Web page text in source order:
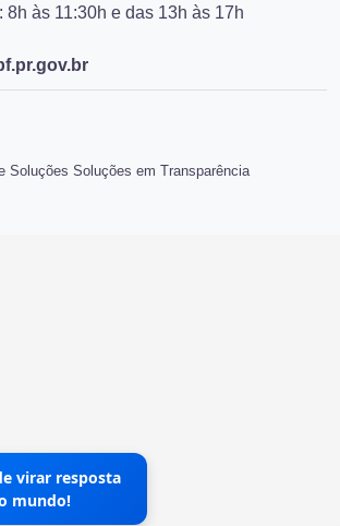
8h às 11:30h e das 13h às 17h
Soluções Soluções em Transparência
virar resposta
mundo!